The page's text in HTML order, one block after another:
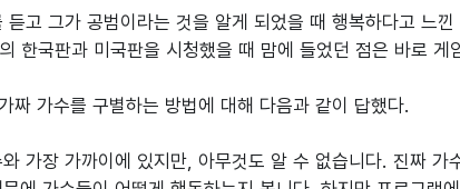
듣고 그가 공범이라는 것을 알게 되었을 때 행복하다고 느
한국판과 미국판을 시청했을 때 맘에 들었던 점은 바로 게
짜 가수를 구별하는 방법에 대해 다음과 같이 답했다.
가장 가까이에 있지만, 아무것도 알 수 없습니다. 진짜